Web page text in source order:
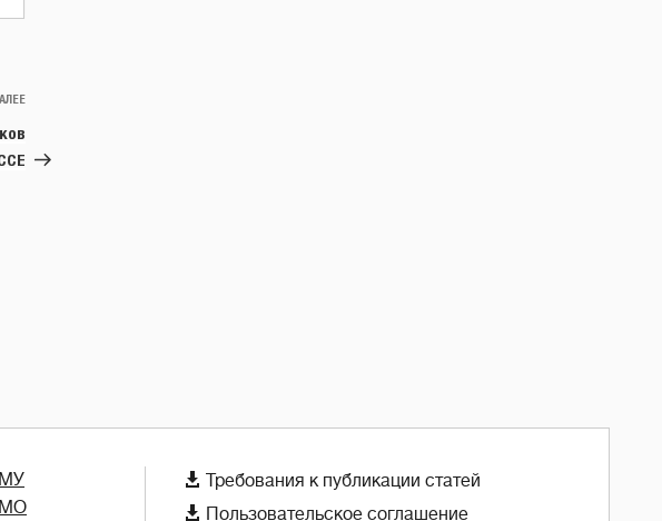
Следующая
МО
 Требования к публикации статей
 Пользовательское соглашение